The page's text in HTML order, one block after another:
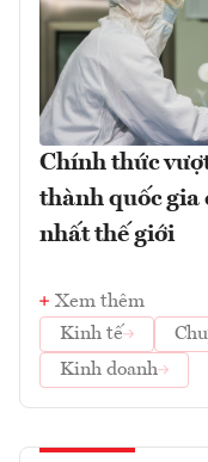
Chính thức
thành quốc gia
nhất thế giới
Xem thêm
Kinh tế
Kinh doanh